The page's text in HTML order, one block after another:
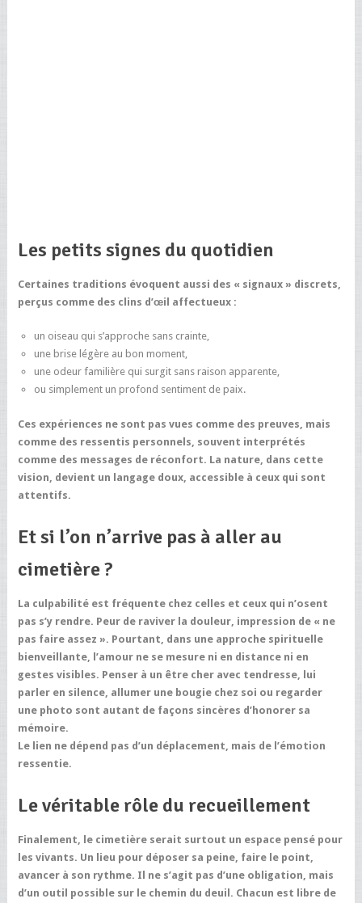
Les petits signes du quotidien
Certaines traditions évoquent aussi des « signaux » discrets,
perçus comme des clins d’œil affectueux :
un oiseau qui s’approche sans crainte,
une brise légère au bon moment,
une odeur familière qui surgit sans raison apparente,
ou simplement un profond sentiment de paix.
Ces expériences ne sont pas vues comme des preuves, mais
comme des ressentis personnels, souvent interprétés
comme des messages de réconfort. La nature, dans cette
vision, devient un langage doux, accessible à ceux qui sont
attentifs.
Et si l’on n’arrive pas à aller au
cimetière ?
La culpabilité est fréquente chez celles et ceux qui n’osent
pas s’y rendre. Peur de raviver la douleur, impression de « ne
pas faire assez ». Pourtant, dans une approche spirituelle
bienveillante, l’amour ne se mesure ni en distance ni en
gestes visibles. Penser à un être cher avec tendresse, lui
parler en silence, allumer une bougie chez soi ou regarder
une photo sont autant de façons sincères d’honorer sa
mémoire.
Le lien ne dépend pas d’un déplacement, mais de l’émotion
ressentie.
Le véritable rôle du recueillement
Finalement, le cimetière serait surtout un espace pensé pour
les vivants. Un lieu pour déposer sa peine, faire le point,
avancer à son rythme. Il ne s’agit pas d’une obligation, mais
d’un outil possible sur le chemin du deuil. Chacun est libre de